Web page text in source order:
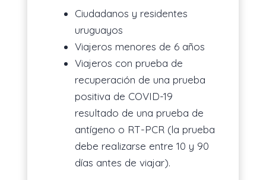
Ciudadanos y residentes
uruguayos
Viajeros menores de 6 años
Viajeros con prueba de
recuperación de una prueba
positiva de COVID-19
resultado de una prueba de
antígeno o RT-PCR (la prueba
debe realizarse entre 10 y 90
días antes de viajar).